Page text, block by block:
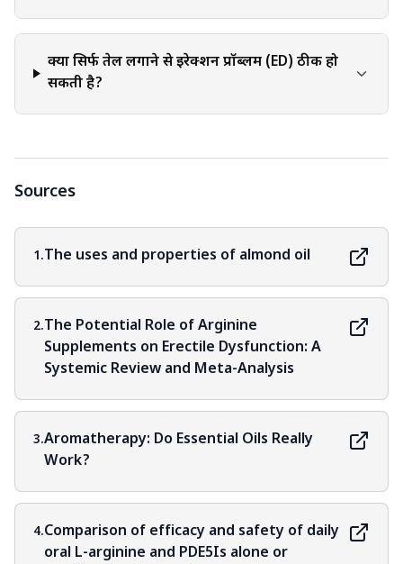
क्या सिर्फ तेल लगाने से इरेक्शन प्रॉब्लम (ED) ठीक हो
सकती है?
Sources
1.The uses and properties of almond oil
2.The Potential Role of Arginine
Supplements on Erectile Dysfunction: A
Systemic Review and Meta-Analysis
3.Aromatherapy: Do Essential Oils Really
Work?
4.Comparison of efficacy and safety of daily
oral L-arginine and PDE5Is alone or